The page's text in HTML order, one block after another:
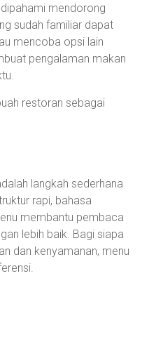
mendorong
sudah familiar dapat
mencoba opsi lain
pengalaman makan
restoran sebagai
langkah sederhana
rapi, bahasa
membantu pembaca
lebih baik. Bagi siapa
dan kenyamanan, menu